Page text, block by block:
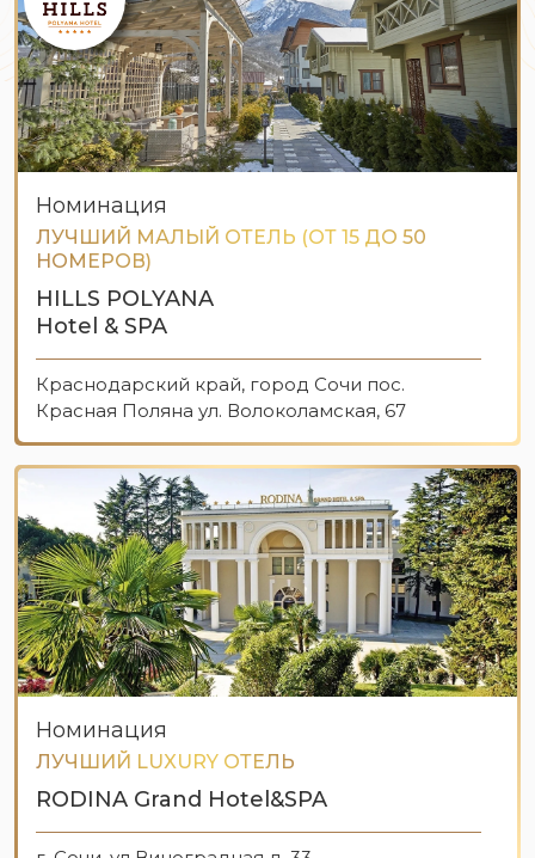
Номинация
ЛУЧШИЙ МАЛЫЙ ОТЕЛЬ (ОТ 15 ДО 50
НОМЕРОВ)
HILLS POLYANA
Hotel & SPA
Краснодарский край, город Сочи пос.
Красная Поляна ул. Волоколамская, 67
Номинация
ЛУЧШИЙ LUXURY ОТЕЛЬ
RODINA Grand Hotel&SPA